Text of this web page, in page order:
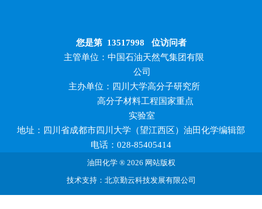
您是第 13517998 位访问者
主管单位：中国石油天然气集团有限
公司
主办单位：四川大学高分子研究所
高分子材料工程国家重点
实验室
地址：四川省成都市四川大学（望江西区）油田化学编辑部
电话：028-85405414
油田化学 ® 2026 网站版权
技术支持：北京勤云科技发展有限公司